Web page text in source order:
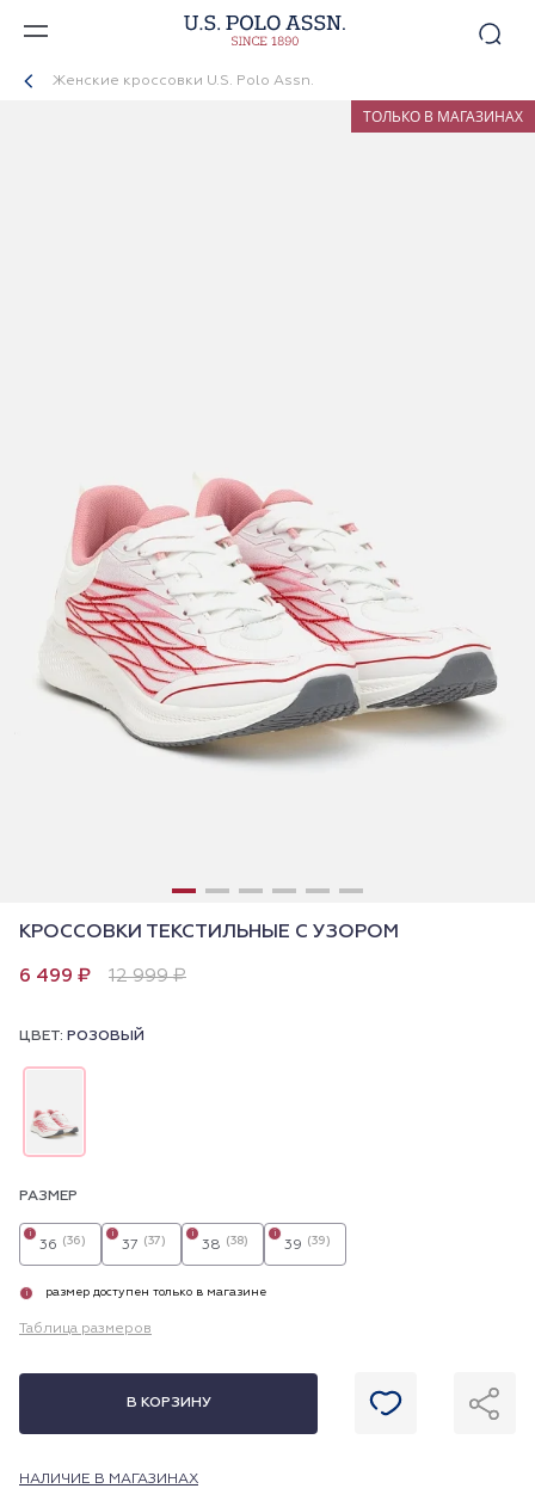
Женские кроссовки U.S. Polo Assn.
ТОЛЬКО В МАГАЗИНАХ
КРОССОВКИ ТЕКСТИЛЬНЫЕ С УЗОРОМ
6 499 ₽ 12 999 ₽
ЦВЕТ: РОЗОВЫЙ
РАЗМЕР
36 (36)
i
37 (37)
i
38 (38)
i
39 (39)
i
i размер доступен только в магазине
Таблица размеров
В КОРЗИНУ
НАЛИЧИЕ В МАГАЗИНАХ